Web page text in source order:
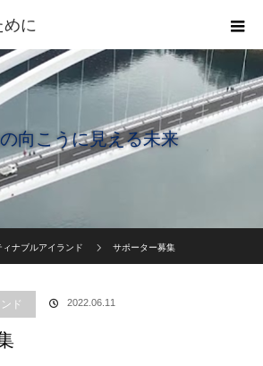
めに
向こうに見える未来
ィナブルアイランド サポーター募集
ド 2022.06.11